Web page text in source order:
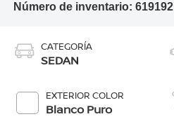
Número de inventario: 619192
CATEGORÍA
SEDAN
EXTERIOR COLOR
Blanco Puro